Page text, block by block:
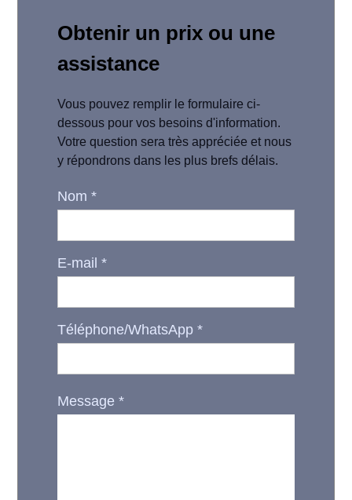
Obtenir un prix ou une
assistance
Vous pouvez remplir le formulaire ci-
dessous pour vos besoins d'information.
Votre question sera très appréciée et nous
y répondrons dans les plus brefs délais.
Nom*
E-mail*
Téléphone/WhatsApp*
Message*